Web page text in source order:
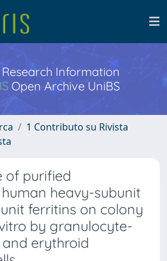
Information
Open Archive UniBS
1 Contributo su Rivista
of purified
heavy-subunit
ferritins on colony
by granulocyte-
erythroid